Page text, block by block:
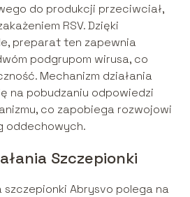
do produkcji przeciwciał,
RSV. Dzięki
preparat ten zapewnia
podgrupom wirusa, co
Mechanizm działania
na pobudzaniu odpowiedzi
co zapobiega rozwojowi
oddechowych.
Szczepionki
szczepionki Abrysvo polega na